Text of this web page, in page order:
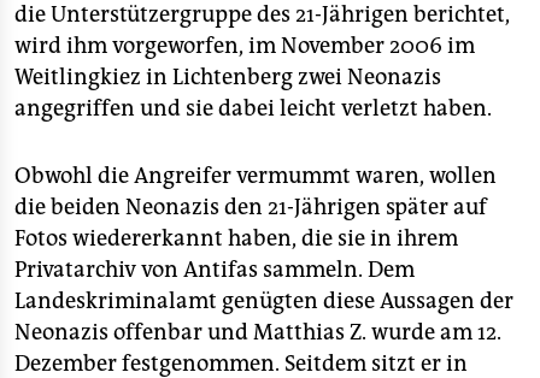
verlag
verlag
veranstaltungen
shop
fragen & hilfe
unterstützen
abo
genossenschaft
die Unterstützergruppe des 21-Jährigen berichtet,
wird ihm vorgeworfen, im November 2006 im
Weitlingkiez in Lichtenberg zwei Neonazis
angegriffen und sie dabei leicht verletzt haben.
Obwohl die Angreifer vermummt waren, wollen
die beiden Neonazis den 21-Jährigen später auf
Fotos wiedererkannt haben, die sie in ihrem
Privatarchiv von Antifas sammeln. Dem
Landeskriminalamt genügten diese Aussagen der
Neonazis offenbar und Matthias Z. wurde am 12.
Dezember festgenommen. Seitdem sitzt er in